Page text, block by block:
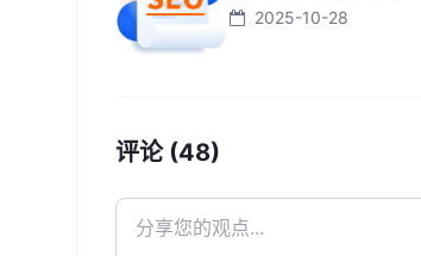
2025-10-28
评论 (48)